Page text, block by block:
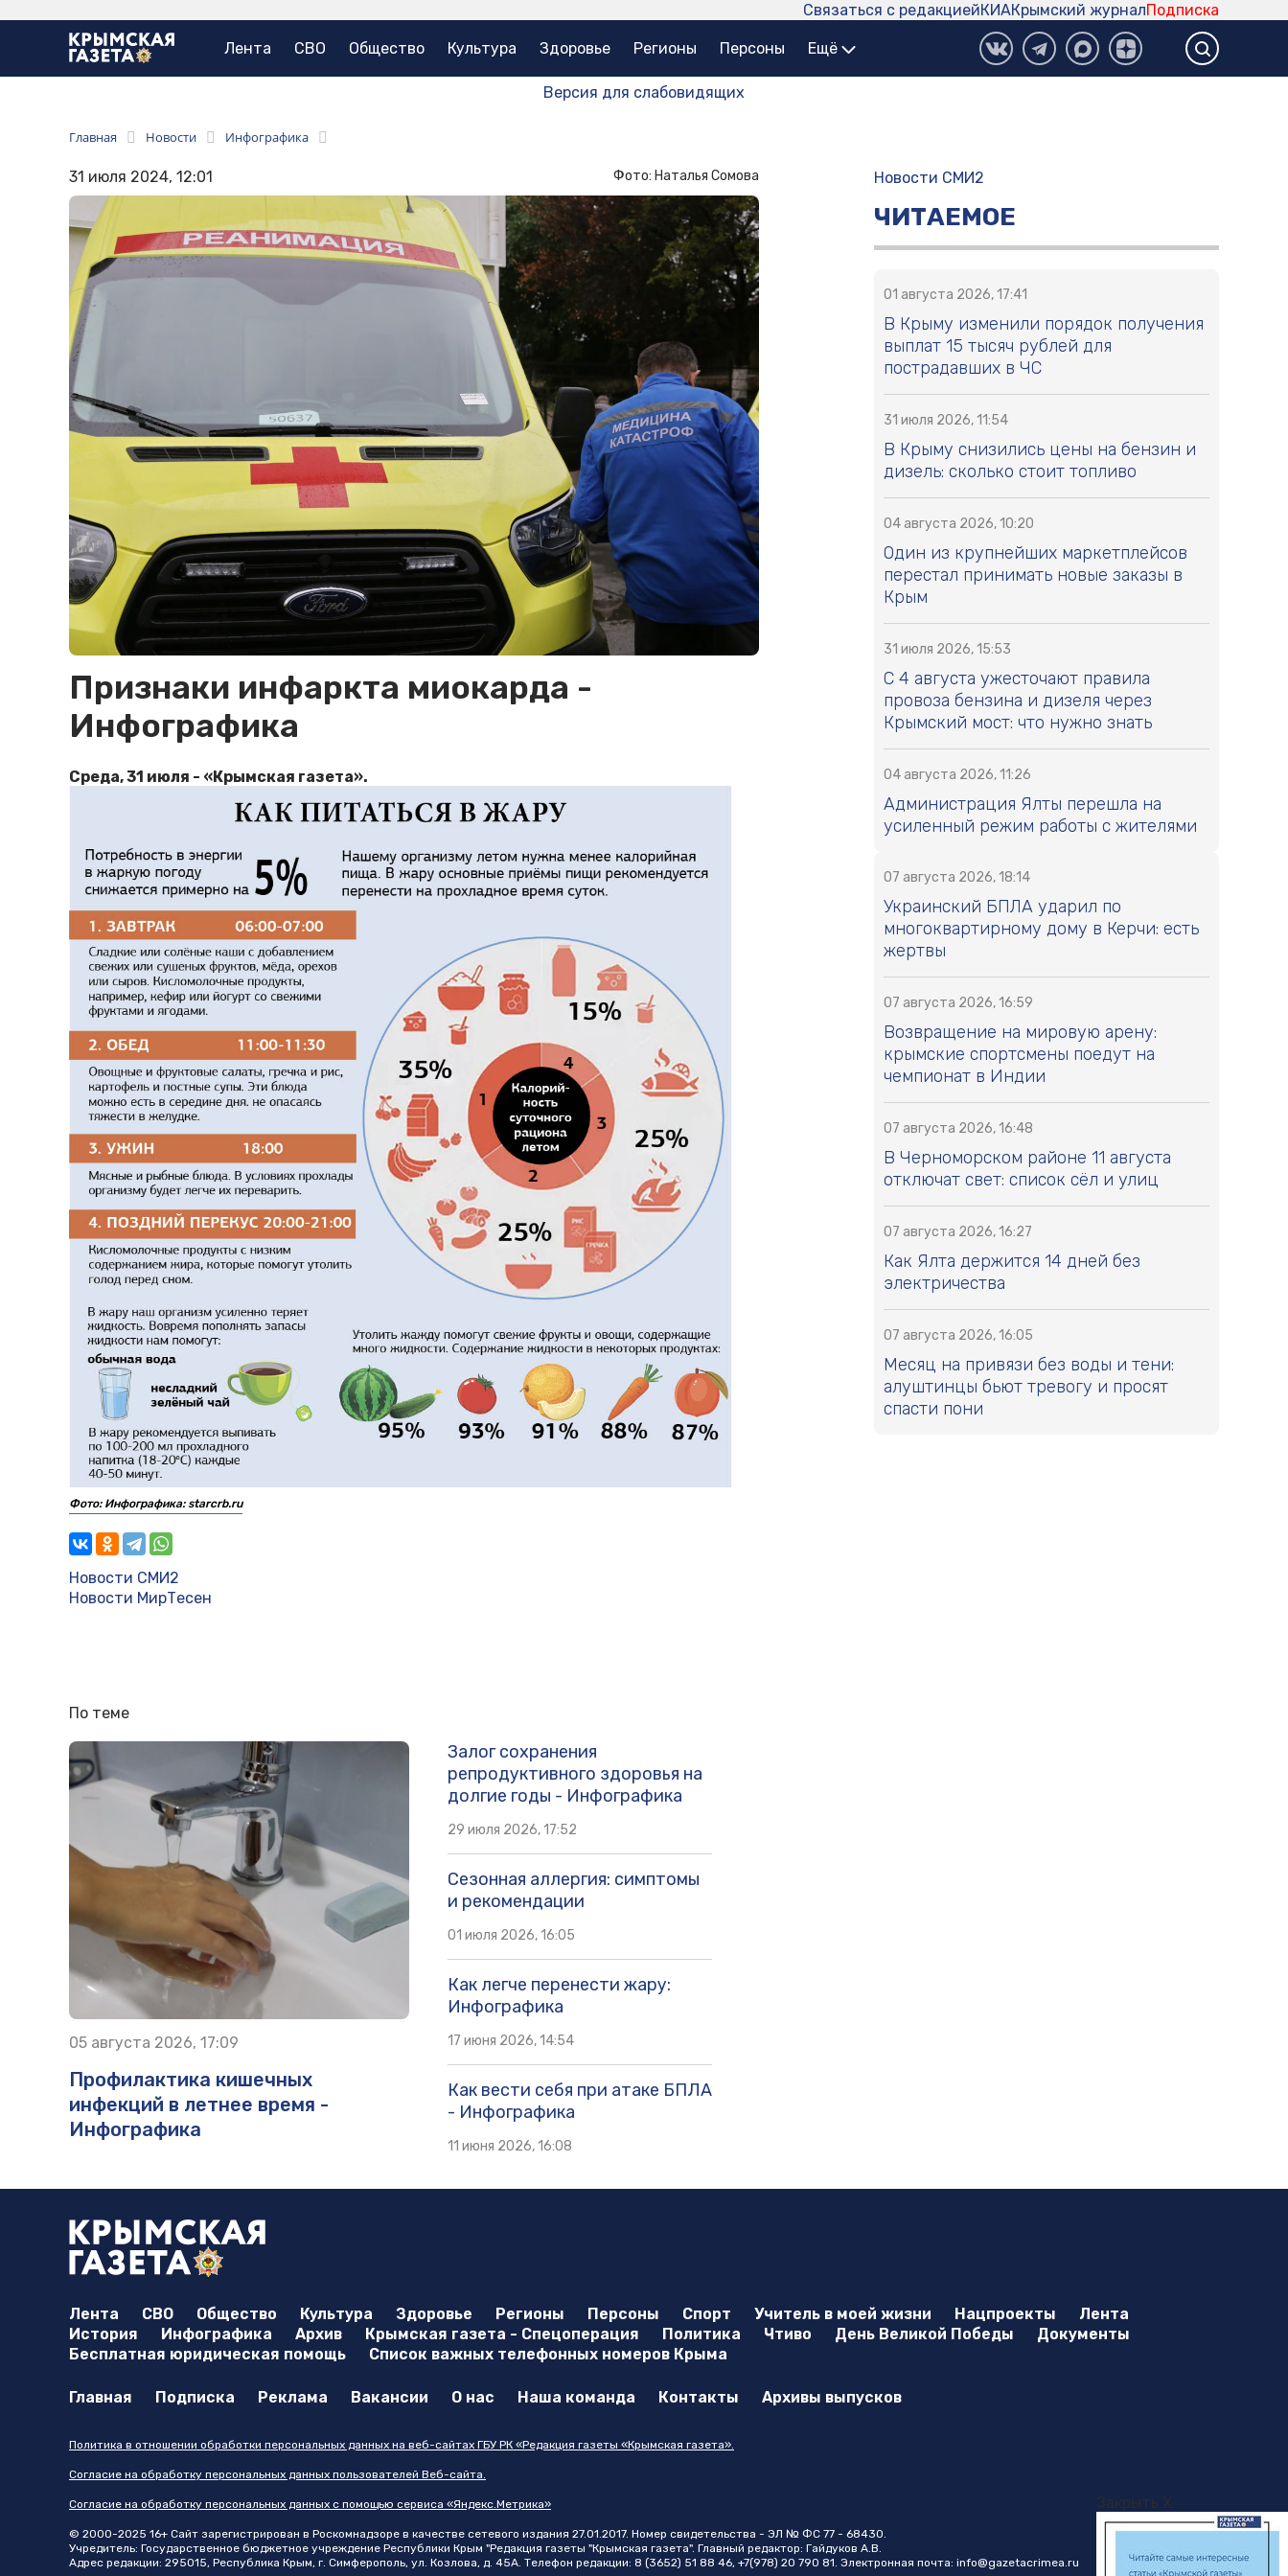
Подписка
Крымский журнал
КИА
Связаться с редакцией
Лента СВО Общество Культура Здоровье Регионы Персоны Ещё
Версия для слабовидящих
Главная Новости Инфографика
31 июля 2024, 12:01 Фото: Наталья Сомова
Признаки инфаркта миокарда -
Инфографика
Среда, 31 июля - «Крымская газета».
Фото: Инфографика: starcrb.ru
Новости СМИ2
Новости МирТесен
По теме
05 августа 2026, 17:09
Профилактика кишечных
инфекций в летнее время -
Инфографика
Залог сохранения
репродуктивного здоровья на
долгие годы - Инфографика
29 июля 2026, 17:52
Сезонная аллергия: симптомы
и рекомендации
01 июля 2026, 16:05
Как легче перенести жару:
Инфографика
17 июня 2026, 14:54
Как вести себя при атаке БПЛА
- Инфографика
11 июня 2026, 16:08
Новости СМИ2
ЧИТАЕМОЕ
01 августа 2026, 17:41
В Крыму изменили порядок получения
выплат 15 тысяч рублей для
пострадавших в ЧС
31 июля 2026, 11:54
В Крыму снизились цены на бензин и
дизель: сколько стоит топливо
04 августа 2026, 10:20
Один из крупнейших маркетплейсов
перестал принимать новые заказы в
Крым
31 июля 2026, 15:53
С 4 августа ужесточают правила
провоза бензина и дизеля через
Крымский мост: что нужно знать
04 августа 2026, 11:26
Администрация Ялты перешла на
усиленный режим работы с жителями
07 августа 2026, 18:14
Украинский БПЛА ударил по
многоквартирному дому в Керчи: есть
жертвы
07 августа 2026, 16:59
Возвращение на мировую арену:
крымские спортсмены поедут на
чемпионат в Индии
07 августа 2026, 16:48
В Черноморском районе 11 августа
отключат свет: список сёл и улиц
07 августа 2026, 16:27
Как Ялта держится 14 дней без
электричества
07 августа 2026, 16:05
Месяц на привязи без воды и тени:
алуштинцы бьют тревогу и просят
спасти пони
Закрыть X
Лента СВО Общество Культура Здоровье Регионы Персоны Спорт Учитель в моей жизни Нацпроекты
Лента
История
Инфографика Архив Крымская газета - Спецоперация Политика Чтиво День Великой Победы
Документы
Бесплатная юридическая помощь
Список важных телефонных номеров Крыма
Главная Подписка Реклама Вакансии О нас Наша команда Контакты Архивы выпусков
Политика в отношении обработки персональных данных на веб-сайтах ГБУ РК «Редакция газеты «Крымская газета».
Согласие на обработку персональных данных пользователей Веб-сайта.
Согласие на обработку персональных данных с помощью сервиса «Яндекс.Метрика»
© 2000-2025 16+ Сайт зарегистрирован в Роскомнадзоре в качестве сетевого издания 27.01.2017. Номер свидетельства - ЭЛ № ФС 77 - 68430.
Учредитель: Государственное бюджетное учреждение Республики Крым "Редакция газеты "Крымская газета". Главный редактор: Гайдуков А.В.
Адрес редакции: 295015, Республика Крым, г. Симферополь, ул. Козлова, д. 45А. Телефон редакции: 8 (3652) 51 88 46, +7(978) 20 790 81. Электронная почта: info@gazetacrimea.ru